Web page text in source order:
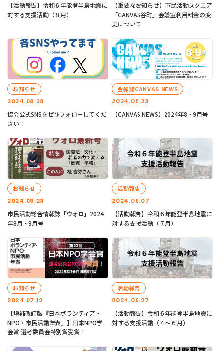
【活動報告】令和６年能登半島地震に
対する支援活動（８月）
【重要なお知らせ】市民活動スクエア
「CANVAS谷町」会議室利用料金の変
更について
2024.08.28
お知らせ
協会公式SNSをぜひフォローしてくだ
さい！
2024.08.23
会報誌CANVAS NEWS
【CANVAS NEWS】2024年8・9月号
2024.08.23
お知らせ
市民活動総合情報誌「ウォロ」2024
年8月・9月号
2024.08.07
活動報告
【活動報告】令和６年能登半島地震に
対する支援活動（７月）
2024.07.12
お知らせ
【増補改訂版『日本ボランティア・
NPO・市民活動年表』】日本NPO学
会賞 選考委員会特別賞受賞！
2024.06.27
活動報告
【活動報告】令和６年能登半島地震に
対する支援活動（４〜６月）